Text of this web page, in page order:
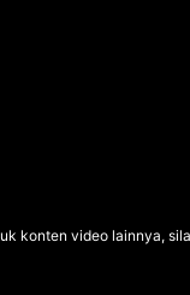
konten video lainnya,